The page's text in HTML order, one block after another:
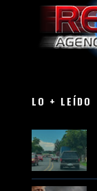
LO + LEÍDO